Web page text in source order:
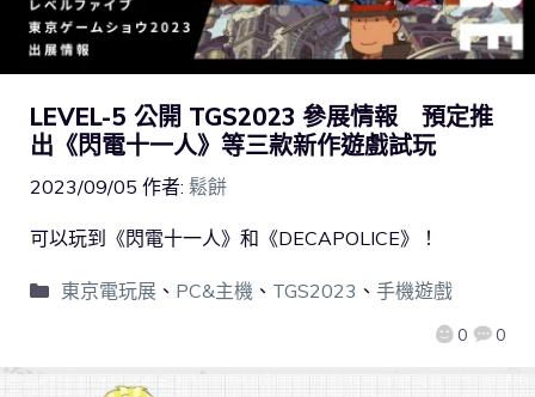
LEVEL-5 公開 TGS2023 參展情報 預定推
出《閃電十一人》等三款新作遊戲試玩
2023/09/05 作者: 鬆餅
0 0
可以玩到《閃電十一人》和《DECAPOLICE》！
東京電玩展、 PC&主機 、 TGS2023 、 手機遊戲